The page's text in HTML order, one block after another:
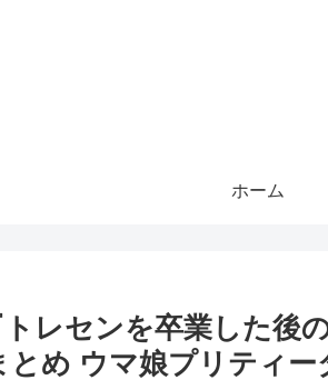
ホーム
レセンを卒業した後
とめ ウマ娘プリティ